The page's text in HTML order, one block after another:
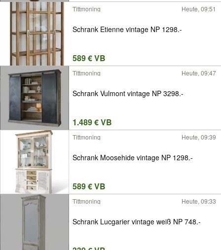
Tittmoning Heute, 09:51
Schrank Etienne vintage NP 1298.-
589 € VB
Tittmoning Heute, 09:47
Schrank Vulmont vintage NP 3298.-
1.489 € VB
Tittmoning Heute, 09:39
Schrank Moosehide vintage NP 1298.-
589 € VB
Tittmoning Heute, 09:33
Schrank Lucgarier vintage weiß NP 748.-